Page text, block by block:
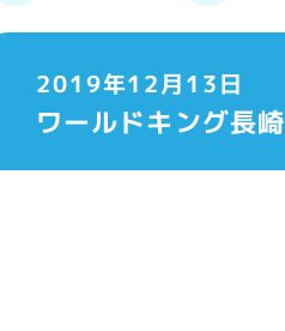
2019年12月13日
ワールドキング長崎